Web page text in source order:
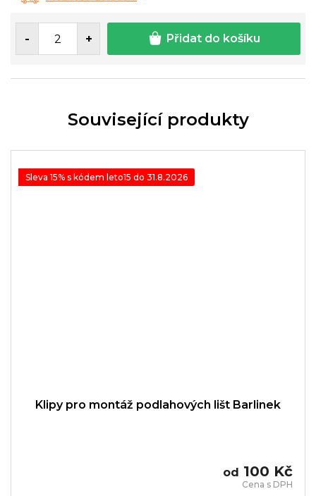
cena:
Přidat do košíku
Související produkty
Sleva 15% s kódem leto15 do 31.8.2026
Klipy pro montáž podlahových lišt Barlinek
od 100 Kč